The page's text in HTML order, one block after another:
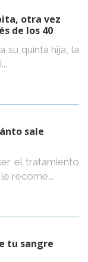
otra vez
de los 40
su quinta hija, la
sale
el tratamiento
recome...
tu sangre